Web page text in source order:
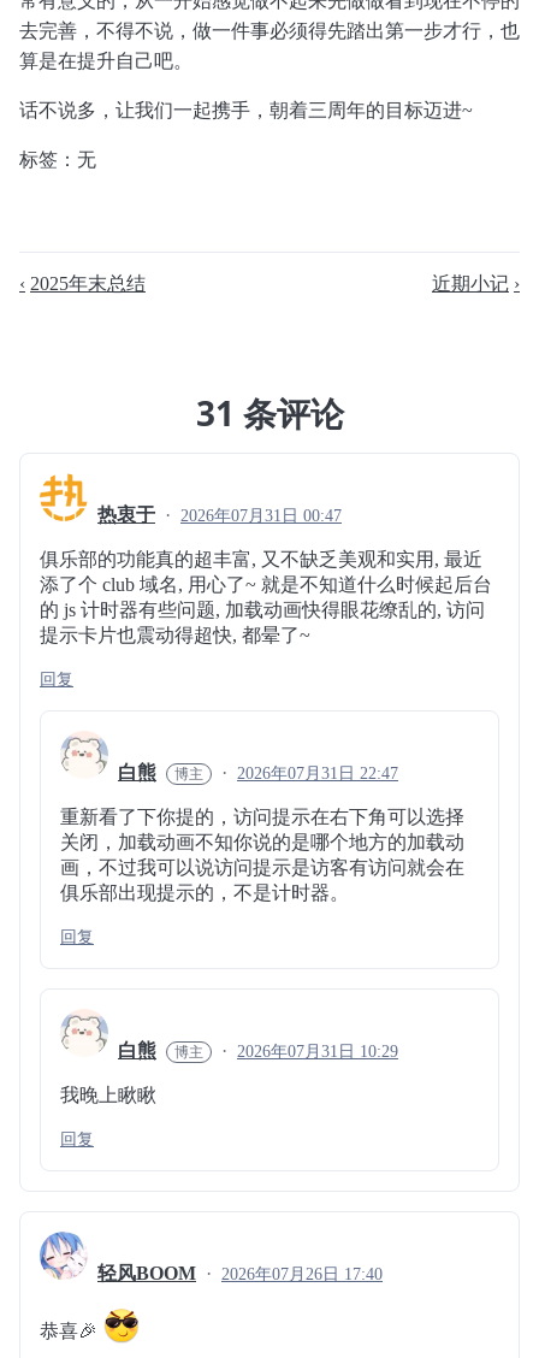
去完善，不得不说，做一件事必须得先踏出第一步才行，也
算是在提升自己吧。
话不说多，让我们一起携手，朝着三周年的目标迈进~
标签：无
2025年末总结 近期小记
31 条评论
热衷于 2026年07月31日 00:47
俱乐部的功能真的超丰富, 又不缺乏美观和实用, 最近
添了个 club 域名, 用心了~ 就是不知道什么时候起后台
的 js 计时器有些问题, 加载动画快得眼花缭乱的, 访问
提示卡片也震动得超快, 都晕了~
回复
白熊 2026年07月31日 22:47
重新看了下你提的，访问提示在右下角可以选择
关闭，加载动画不知你说的是哪个地方的加载动
画，不过我可以说访问提示是访客有访问就会在
俱乐部出现提示的，不是计时器。
回复
白熊 2026年07月31日 10:29
我晚上瞅瞅
回复
轻风BOOM 2026年07月26日 17:40
恭喜🎉